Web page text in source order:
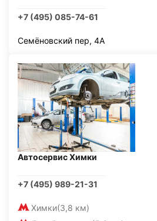
+7 (495) 085-74-61
Семёновский пер, 4А
Автосервис Химки
+7 (495) 989-21-31
Химки(3,8 км)